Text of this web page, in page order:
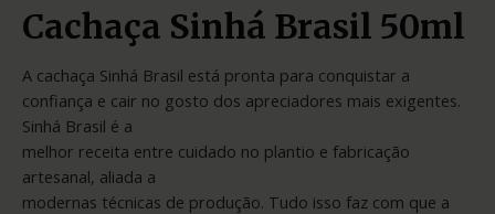
Cachaça Sinhá Brasil 50ml
A cachaça Sinhá Brasil está pronta para conquistar a
confiança e cair no gosto dos apreciadores mais exigentes.
Sinhá Brasil é a
melhor receita entre cuidado no plantio e fabricação
artesanal, aliada a
modernas técnicas de produção. Tudo isso faz com que a